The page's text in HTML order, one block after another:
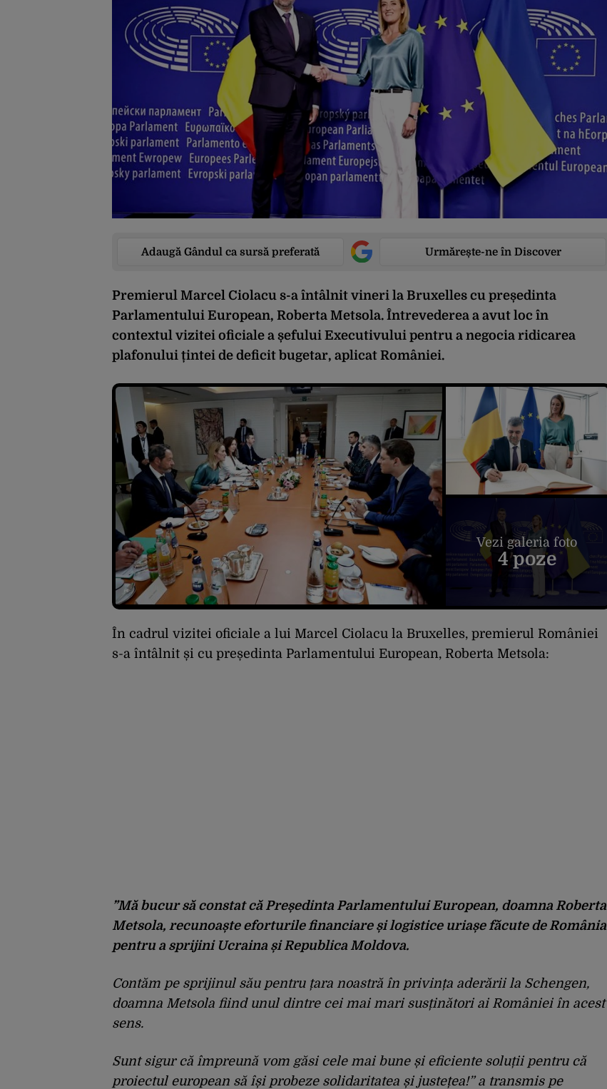
Adaugă Gândul ca sursă preferată Urmărește-ne în Discover
Premierul Marcel Ciolacu s-a întâlnit vineri la Bruxelles cu președinta
Parlamentului European, Roberta Metsola. Întrevederea a avut loc în
contextul vizitei oficiale a șefului Executivului pentru a negocia ridicarea
plafonului țintei de deficit bugetar, aplicat României.
Vezi galeria foto
4 poze
În cadrul vizitei oficiale a lui Marcel Ciolacu la Bruxelles, premierul României
s-a întâlnit și cu președinta Parlamentului European, Roberta Metsola:
”Mă bucur să constat că Președinta Parlamentului European, doamna Roberta
Metsola, recunoaște eforturile financiare și logistice uriașe făcute de România
pentru a sprijini Ucraina și Republica Moldova.
Contăm pe sprijinul său pentru țara noastră în privința aderării la Schengen,
doamna Metsola fiind unul dintre cei mai mari susținători ai României în acest
sens.
Sunt sigur că împreună vom găsi cele mai bune și eficiente soluții pentru că
proiectul european să își probeze solidaritatea și justețea!” a transmis pe